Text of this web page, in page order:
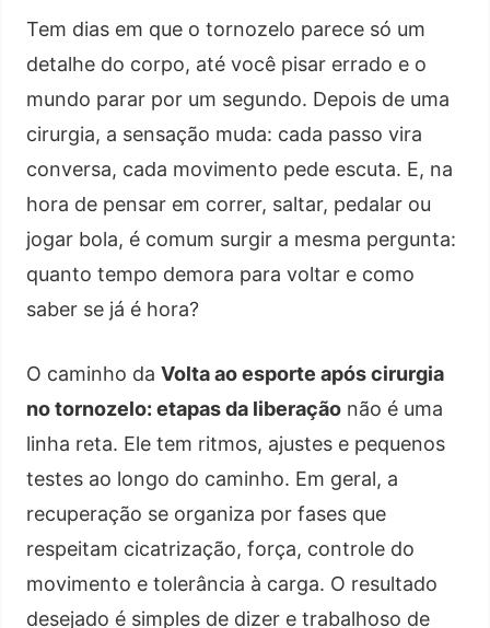
Tem dias em que o tornozelo parece só um
detalhe do corpo, até você pisar errado e o
mundo parar por um segundo. Depois de uma
cirurgia, a sensação muda: cada passo vira
conversa, cada movimento pede escuta. E, na
hora de pensar em correr, saltar, pedalar ou
jogar bola, é comum surgir a mesma pergunta:
quanto tempo demora para voltar e como
saber se já é hora?
O caminho da Volta ao esporte após cirurgia
no tornozelo: etapas da liberação não é uma
linha reta. Ele tem ritmos, ajustes e pequenos
testes ao longo do caminho. Em geral, a
recuperação se organiza por fases que
respeitam cicatrização, força, controle do
movimento e tolerância à carga. O resultado
desejado é simples de dizer e trabalhoso de